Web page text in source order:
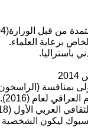
من قبل الوزارة(2004).
بمنافسة (الراسخون
لعام (2016).
العربي الأول (2018).
ليكون الشخصية